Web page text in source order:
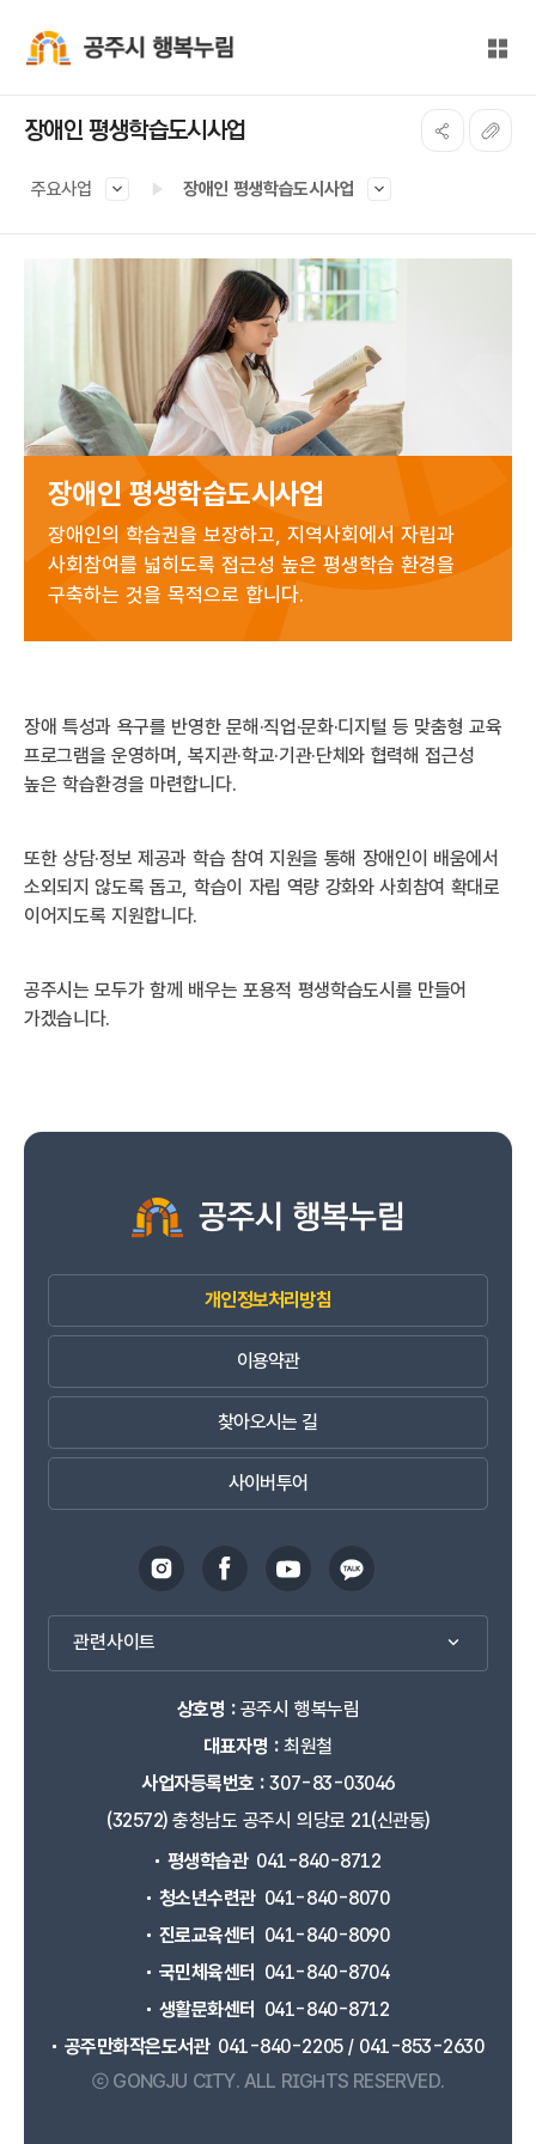
전체
장애인 평생학습도시사업
주요사업 장애인 평생학습도시사업
장애인 평생학습도시사업
장애인의 학습권을 보장하고, 지역사회에서 자립과
사회참여를 넓히도록 접근성 높은 평생학습 환경을
구축하는 것을 목적으로 합니다.
장애 특성과 욕구를 반영한 문해·직업·문화·디지털 등 맞춤형 교육
프로그램을 운영하며, 복지관·학교·기관·단체와 협력해 접근성
높은 학습환경을 마련합니다.
또한 상담·정보 제공과 학습 참여 지원을 통해 장애인이 배움에서
소외되지 않도록 돕고, 학습이 자립 역량 강화와 사회참여 확대로
이어지도록 지원합니다.
공주시는 모두가 함께 배우는 포용적 평생학습도시를 만들어
가겠습니다.
개인정보처리방침
이용약관
찾아오시는 길
사이버투어
관련사이트
상호명 :공주시 행복누림
대표자명 :최원철
사업자등록번호 :307-83-03046
(32572) 충청남도 공주시 의당로 21(신관동)
평생학습관 041-840-8712
청소년수련관 041-840-8070
진로교육센터
041-840-8090
국민체육센터
041-840-8704
생활문화센터
041-840-8712
공주만화작은도서관 041-840-2205 / 041-853-2630
ⓒ GONGJU CITY. ALL RIGHTS RESERVED.